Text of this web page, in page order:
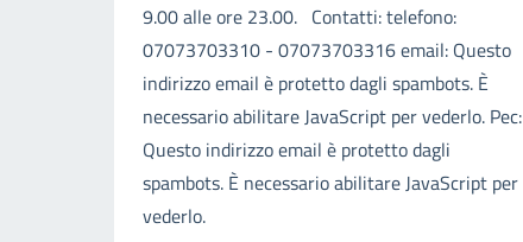
9.00 alle ore 23.00. Contatti: telefono:
07073703310 - 07073703316 email: Questo
indirizzo email è protetto dagli spambots. È
necessario abilitare JavaScript per vederlo. Pec:
Questo indirizzo email è protetto dagli
spambots. È necessario abilitare JavaScript per
vederlo.